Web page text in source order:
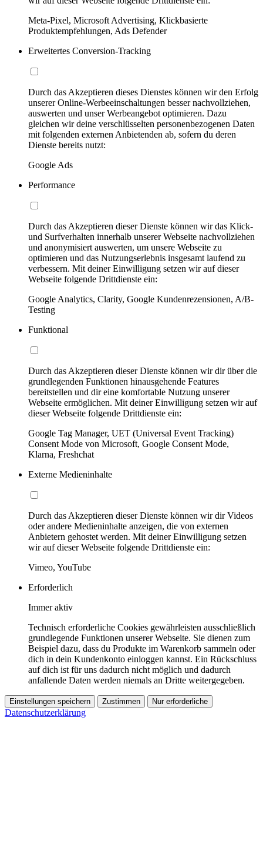
Meta-Pixel, Microsoft Advertising, Klickbasierte
Produktempfehlungen, Ads Defender
Erweitertes Conversion-Tracking
Durch das Akzeptieren dieses Dienstes können wir den Erfolg
unserer Online-Werbeeinschaltungen besser nachvollziehen,
auswerten und unser Werbeangebot optimieren. Dazu
gleichen wir deine verschlüsselten personenbezogenen Daten
mit folgenden externen Anbietenden ab, sofern du deren
Dienste bereits nutzt:
Google Ads
Performance
Durch das Akzeptieren dieser Dienste können wir das Klick-
und Surfverhalten innerhalb unserer Webseite nachvollziehen
und anonymisiert auswerten, um unsere Webseite zu
optimieren und das Nutzungserlebnis insgesamt laufend zu
verbessern. Mit deiner Einwilligung setzen wir auf dieser
Webseite folgende Drittdienste ein:
Google Analytics, Clarity, Google Kundenrezensionen, A/B-
Testing
Funktional
Durch das Akzeptieren dieser Dienste können wir dir über die
grundlegenden Funktionen hinausgehende Features
bereitstellen und dir eine komfortable Nutzung unserer
Webseite ermöglichen. Mit deiner Einwilligung setzen wir auf
dieser Webseite folgende Drittdienste ein:
Google Tag Manager, UET (Universal Event Tracking)
Consent Mode von Microsoft, Google Consent Mode,
Klarna, Freshchat
Externe Medieninhalte
Durch das Akzeptieren dieser Dienste können wir dir Videos
oder andere Medieninhalte anzeigen, die von externen
Anbietern gehostet werden. Mit deiner Einwilligung setzen
wir auf dieser Webseite folgende Drittdienste ein:
Vimeo, YouTube
Erforderlich
Immer aktiv
Technisch erforderliche Cookies gewährleisten ausschließlich
grundlegende Funktionen unserer Webseite. Sie dienen zum
Beispiel dazu, dass du Produkte im Warenkorb sammeln oder
dich in dein Kundenkonto einloggen kannst. Ein Rückschluss
auf dich ist für uns dadurch nicht möglich und dadurch
anfallende Daten werden niemals an Dritte weitergegeben.
Einstellungen speichern Zustimmen Nur erforderliche
Datenschutzerklärung